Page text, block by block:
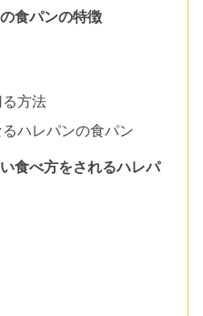
食パンの特徴
方法
ハレパンの食パン
食べ方をされるハレパ